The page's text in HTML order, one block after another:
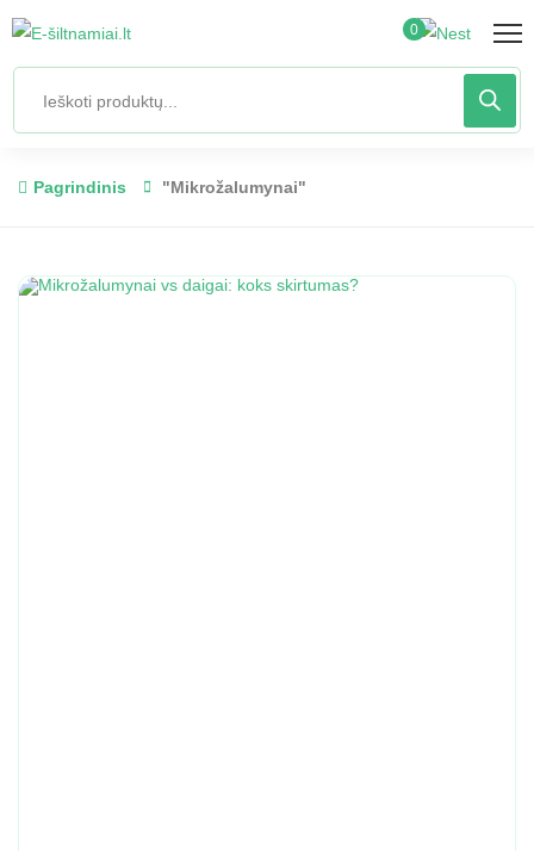
0
Pagrindinis "Mikrožalumynai"